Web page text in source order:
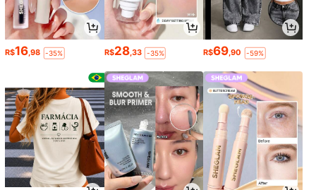
R$16,98 -35% R$28,33 -35% R$69,90 -59%